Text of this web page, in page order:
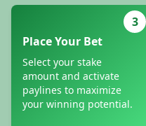
3
Place Your Bet
Select your stake
amount and activate
paylines to maximize
your winning potential.